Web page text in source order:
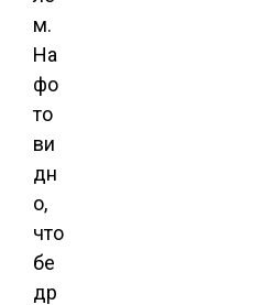
м.
На
фо
то
ви
дн
о,
что
бе
др